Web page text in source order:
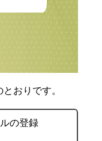
おりです。
の登録